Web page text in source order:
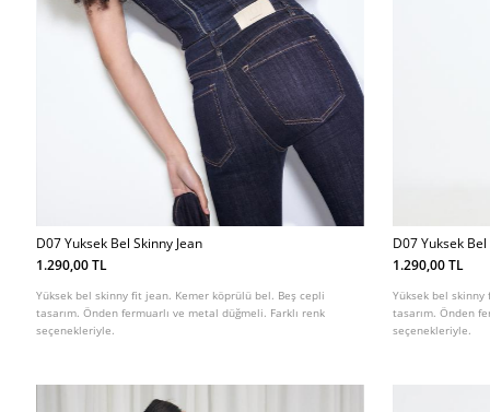
D07 Yuksek Bel Skinny Jean
1.290,00 TL
Yüksek bel skinny fit jean. Kemer köprülü bel. Beş cepli
tasarım. Önden fermuarlı ve metal düğmeli. Farklı renk
seçenekleriyle.
D07 Yuksek Bel
1.290,00 TL
Yüksek bel
tasarım. Önden
seçenekleriyle.